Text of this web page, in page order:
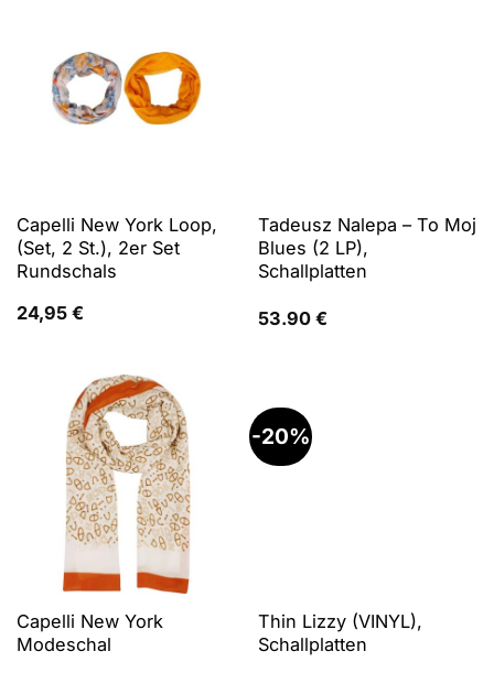
Capelli New York Loop,
(Set, 2 St.), 2er Set
Rundschals
24,95 €
Tadeusz Nalepa – To Moj
Blues (2 LP),
Schallplatten
53.90 €
Capelli New York
Modeschal
-20%
Thin Lizzy (VINYL),
Schallplatten